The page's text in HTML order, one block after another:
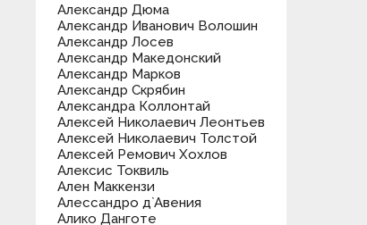
Александр Дюма
Александр Иванович Волошин
Александр Лосев
Александр Македонский
Александр Марков
Александр Скрябин
Александра Коллонтай
Алексей Николаевич Леонтьев
Алексей Николаевич Толстой
Алексей Ремович Хохлов
Алексис Токвиль
Ален Маккензи
Алессандро д`Авения
Алико Данготе